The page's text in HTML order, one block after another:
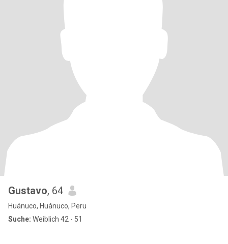
Gustavo, 64
Huánuco, Huánuco, Peru
Suche: Weiblich 42 - 51